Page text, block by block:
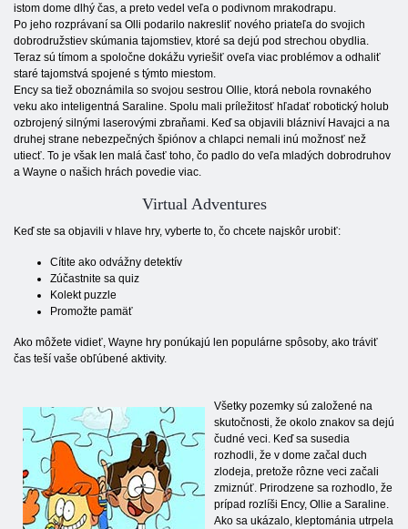
istom dome dlhý čas, a preto vedel veľa o podivnom mrakodrapu.
Po jeho rozprávaní sa Olli podarilo nakresliť nového priateľa do svojich
dobrodružstiev skúmania tajomstiev, ktoré sa dejú pod strechou obydlia.
Teraz sú tímom a spoločne dokážu vyriešiť oveľa viac problémov a odhaliť
staré tajomstvá spojené s týmto miestom.
Ency sa tiež oboznámila so svojou sestrou Ollie, ktorá nebola rovnakého
veku ako inteligentná Saraline. Spolu mali príležitosť hľadať robotický holub
ozbrojený silnými laserovými zbraňami. Keď sa objavili blázniví Havajci a na
druhej strane nebezpečných špiónov a chlapci nemali inú možnosť než
utiecť. To je však len malá časť toho, čo padlo do veľa mladých dobrodruhov
a Wayne o našich hrách povedie viac.
Virtual Adventures
Keď ste sa objavili v hlave hry, vyberte to, čo chcete najskôr urobiť:
Cítite ako odvážny detektív
Zúčastnite sa quiz
Kolekt puzzle
Promožte pamäť
Ako môžete vidieť, Wayne hry ponúkajú len populárne spôsoby, ako tráviť
čas teší vaše obľúbené aktivity.
Všetky pozemky sú založené na
skutočnosti, že okolo znakov sa dejú
čudné veci. Keď sa susedia
rozhodli, že v dome začal duch
zlodeja, pretože rôzne veci začali
zmiznúť. Prirodzene sa rozhodlo, že
prípad rozlíši Ency, Ollie a Saraline.
Ako sa ukázalo, kleptománia utrpela